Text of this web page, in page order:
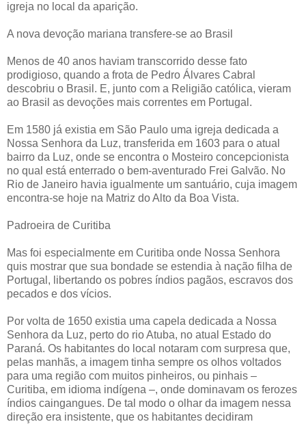
igreja no local da aparição.
A nova devoção mariana transfere-se ao Brasil
Menos de 40 anos haviam transcorrido desse fato
prodigioso, quando a frota de Pedro Álvares Cabral
descobriu o Brasil. E, junto com a Religião católica, vieram
ao Brasil as devoções mais correntes em Portugal.
Em 1580 já existia em São Paulo uma igreja dedicada a
Nossa Senhora da Luz, transferida em 1603 para o atual
bairro da Luz, onde se encontra o Mosteiro concepcionista
no qual está enterrado o bem-aventurado Frei Galvão. No
Rio de Janeiro havia igualmente um santuário, cuja imagem
encontra-se hoje na Matriz do Alto da Boa Vista.
Padroeira de Curitiba
Mas foi especialmente em Curitiba onde Nossa Senhora
quis mostrar que sua bondade se estendia à nação filha de
Portugal, libertando os pobres índios pagãos, escravos dos
pecados e dos vícios.
Por volta de 1650 existia uma capela dedicada a Nossa
Senhora da Luz, perto do rio Atuba, no atual Estado do
Paraná. Os habitantes do local notaram com surpresa que,
pelas manhãs, a imagem tinha sempre os olhos voltados
para uma região com muitos pinheiros, ou pinhais –
Curitiba, em idioma indígena –, onde dominavam os ferozes
índios caingangues. De tal modo o olhar da imagem nessa
direção era insistente, que os habitantes decidiram